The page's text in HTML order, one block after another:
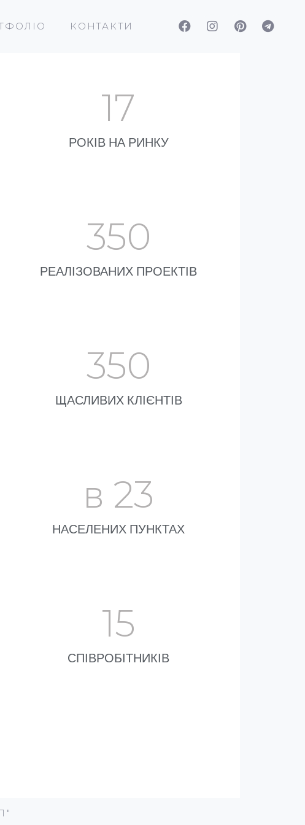
КОНТАКТИ
17
РОКІВ НА РИНКУ
350
РЕАЛІЗОВАНИХ ПРОЕКТІВ
350
ЩАСЛИВИХ КЛІЄНТІВ
в 23
НАСЕЛЕНИХ ПУНКТАХ
15
СПІВРОБІТНИКІВ